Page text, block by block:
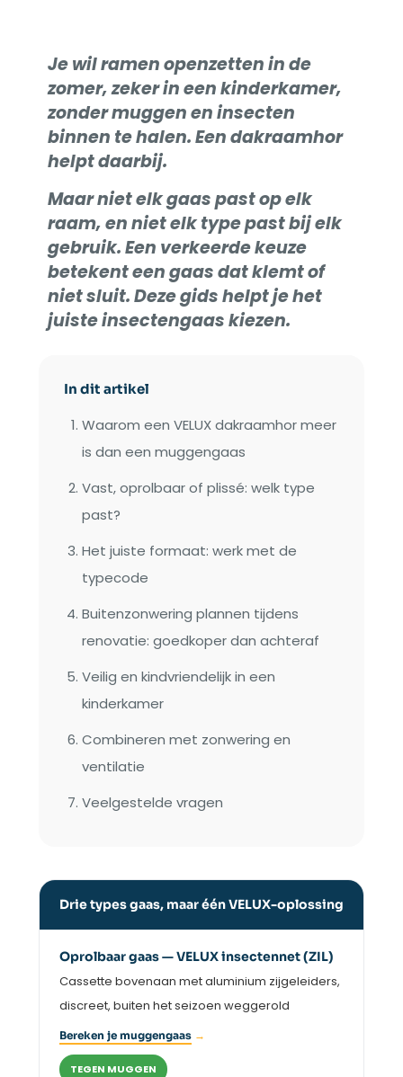
Je wil ramen openzetten in de
zomer, zeker in een kinderkamer,
zonder muggen en insecten
binnen te halen. Een dakraamhor
helpt daarbij.
Maar niet elk gaas past op elk
raam, en niet elk type past bij elk
gebruik. Een verkeerde keuze
betekent een gaas dat klemt of
niet sluit. Deze gids helpt je het
juiste insectengaas kiezen.
In dit artikel
Waarom een VELUX dakraamhor meer
is dan een muggengaas
Vast, oprolbaar of plissé: welk type
past?
Het juiste formaat: werk met de
typecode
Buitenzonwering plannen tijdens
renovatie: goedkoper dan achteraf
Veilig en kindvriendelijk in een
kinderkamer
Combineren met zonwering en
ventilatie
Veelgestelde vragen
Drie types gaas, maar één VELUX-oplossing
Oprolbaar gaas — VELUX insectennet (ZIL)
Cassette bovenaan met aluminium zijgeleiders,
discreet, buiten het seizoen weggerold
Bereken je muggengaas →
TEGEN MUGGEN